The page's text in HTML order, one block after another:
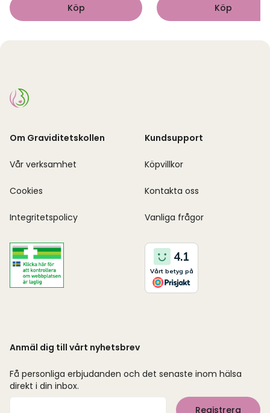
Köp Köp
Om Graviditetskollen
Vår verksamhet
Cookies
Integritetspolicy
Kundsupport
Köpvillkor
Kontakta oss
Vanliga frågor
Anmäl dig till vårt nyhetsbrev
Få personliga erbjudanden och det senaste inom hälsa
direkt i din inbox.
Registrera